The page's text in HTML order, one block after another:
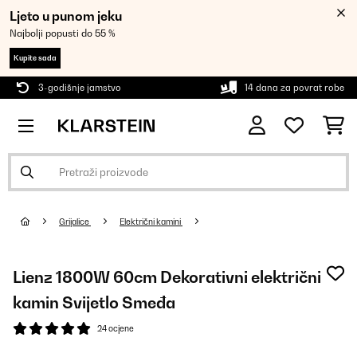
Ljeto u punom jeku
Najbolji popusti do 55 %
Kupite sada
3-godišnje jamstvo 14 dana za povrat robe
Grijalice Električni kamini
Lienz 1800W 60cm Dekorativni električni
kamin Svijetlo Smeđa
24 ocjene